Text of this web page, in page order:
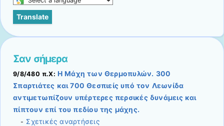
a
this
Translate
Σαν σήμερα
9/8/480 π.Χ: Η Μάχη των Θερμοπυλών. 300
Σπαρτιάτες και 700 Θεσπιείς υπό τον Λεωνίδα
αντιμετωπίζουν υπέρτερες περσικές δυνάμεις και
πίπτουν επί του πεδίου της μάχης.
- Σχετικές αναρτήσεις